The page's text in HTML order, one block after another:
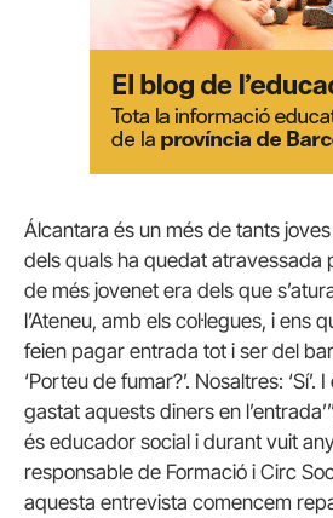
Álcantara és un més de tants
dels quals ha quedat atravessada
de més jovenet era dels que
l’Ateneu, amb els col·legues, i ens
feien pagar entrada tot i ser del
‘Porteu de fumar?’. Nosaltres: ‘Sí’.
gastat aquests diners en
és educador social i durant vuit
responsable de Formació i Circ
aquesta entrevista comencem